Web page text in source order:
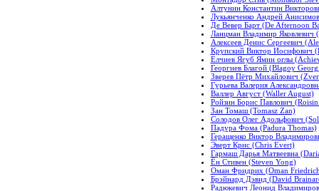
Алтунин Константин
Лукьянченко Андрей
Де Вевер Барт (De Afternoon
Ланцман Владимир
Алексеев Денис Сергеевич
Крупский Виктор Иосифович
Елчиев Ягуб Ямин оглы
Георгиев Благой (Blagoy
Зверев Пётр Михайлович
Гурьева Валерия
Валлер Август (Waller August)
Ройзин Борис Павлович
Зан Томаш (Tomasz Zan)
Солодов Олег Адольфович
Падура Фома (Padura Thomas)
Геращенко Виктор
Эверт Крис (Chris Evert)
Гармаш Дарья Матвеевна
Ён Стивен (Steven Yong)
Оман Фридрих (Oman
Брэйнард Дэвид (David
Радюкевич Леонид